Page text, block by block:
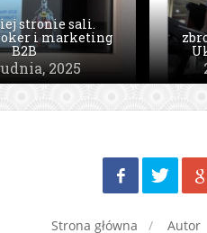
stronie sali.
i marketing
B2B
2025
I VR, które musisz
znać
2025
Strona główna Autor